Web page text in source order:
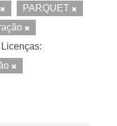
PARQUET
Licenças: